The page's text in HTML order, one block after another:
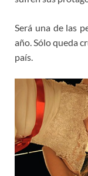
Será una de las
año. Sólo queda
país.